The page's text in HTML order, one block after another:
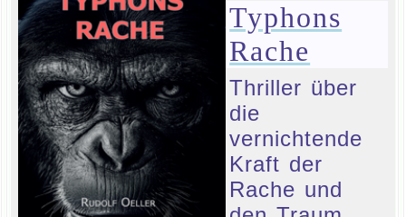
Typhons
Rache
Thriller über
die
vernichtende
Kraft der
Rache und